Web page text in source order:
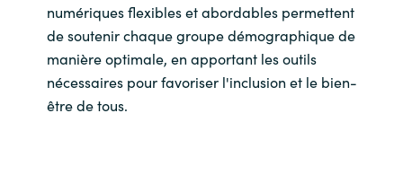
numériques flexibles et abordables permettent
de soutenir chaque groupe démographique de
manière optimale, en apportant les outils
nécessaires pour favoriser l'inclusion et le bien-
être de tous.